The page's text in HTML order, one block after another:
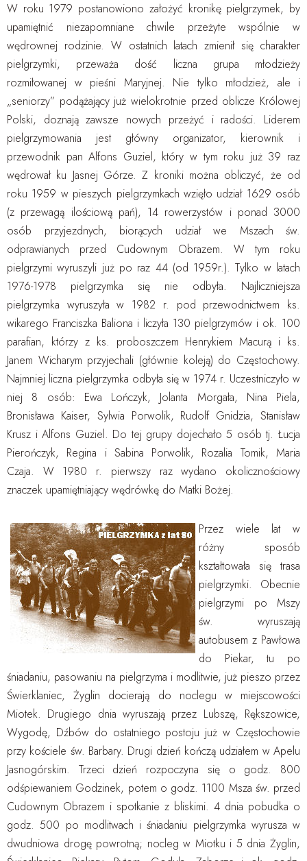
W roku 1979 postanowiono założyć kronikę pielgrzymek, by
upamiętnić niezapomniane chwile przeżyte wspólnie w
wędrownej rodzinie. W ostatnich latach zmienił się charakter
pielgrzymki, przeważa dość liczna grupa młodzieży
rozmiłowanej w pieśni Maryjnej. Nie tylko młodzież, ale i
„seniorzy” podążający już wielokrotnie przed oblicze Królowej
Polski, doznają zawsze nowych przeżyć i radości. Liderem
pielgrzymowania jest główny organizator, kierownik i
przewodnik pan Alfons Guziel, który w tym roku już 39 raz
wędrował ku Jasnej Górze. Z kroniki można obliczyć, że od
roku 1959 w pieszych pielgrzymkach wzięło udział 1629 osób
(z przewagą ilościową pań), 14 rowerzystów i ponad 3000
osób przyjezdnych, biorących udział we Mszach św.
odprawianych przed Cudownym Obrazem. W tym roku
pielgrzymi wyruszyli już po raz 44 (od 1959r.). Tylko w latach
1976-1978 pielgrzymka się nie odbyła. Najliczniejsza
pielgrzymka wyruszyła w 1982 r. pod przewodnictwem ks.
wikarego Franciszka Baliona i liczyła 130 pielgrzymów i ok. 100
parafian, którzy z ks. proboszczem Henrykiem Macurą i ks.
Janem Wicharym przyjechali (głównie koleją) do Częstochowy.
Najmniej liczna pielgrzymka odbyła się w 1974 r. Uczestniczyło w
niej 8 osób: Ewa Lończyk, Jolanta Morgała, Nina Piela,
Bronisława Kaiser, Sylwia Porwolik, Rudolf Gnidzia, Stanisław
Krusz i Alfons Guziel. Do tej grupy dojechało 5 osób tj. Łucja
Pierończyk, Regina i Sabina Porwolik, Rozalia Tomik, Maria
Czaja. W 1980 r. pierwszy raz wydano okolicznościowy
znaczek upamiętniający wędrówkę do Matki Bożej.
Przez wiele lat w
różny sposób
kształtowała się trasa
pielgrzymki. Obecnie
pielgrzymi po Mszy
św. wyruszają
autobusem z Pawłowa
do Piekar, tu po
śniadaniu, pasowaniu na pielgrzyma i modlitwie, już pieszo przez
Świerklaniec, Żyglin docierają do noclegu w miejscowości
Miotek. Drugiego dnia wyruszają przez Lubszę, Rększowice,
Wygodę, Dźbów do ostatniego postoju już w Częstochowie
przy kościele św. Barbary. Drugi dzień kończą udziałem w Apelu
Jasnogórskim. Trzeci dzień rozpoczyna się o godz. 800
odśpiewaniem Godzinek, potem o godz. 1100 Msza św. przed
Cudownym Obrazem i spotkanie z bliskimi. 4 dnia pobudka o
godz. 500 po modlitwach i śniadaniu pielgrzymka wyrusza w
dwudniowa drogę powrotną; nocleg w Miotku i 5 dnia Żyglin,